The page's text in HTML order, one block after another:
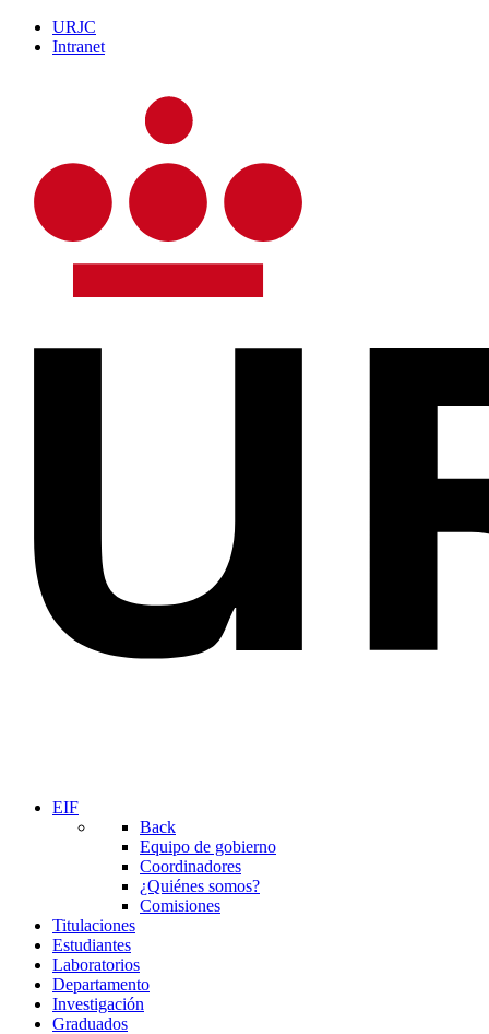
URJC
Intranet
EIF
Back
Equipo de gobierno
Coordinadores
¿Quiénes somos?
Comisiones
Titulaciones
Estudiantes
Laboratorios
Departamento
Investigación
Graduados